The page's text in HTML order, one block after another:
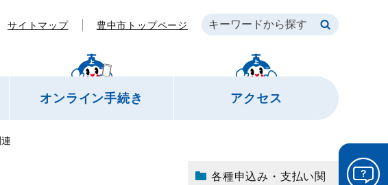
サイトマップ 豊中市トップページ
オンライン手続き アクセス
各種申込み・支払い関